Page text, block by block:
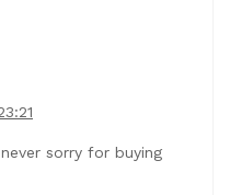
sorry for buying